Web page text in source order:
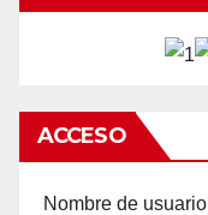
ACCESO
Nombre de usuario